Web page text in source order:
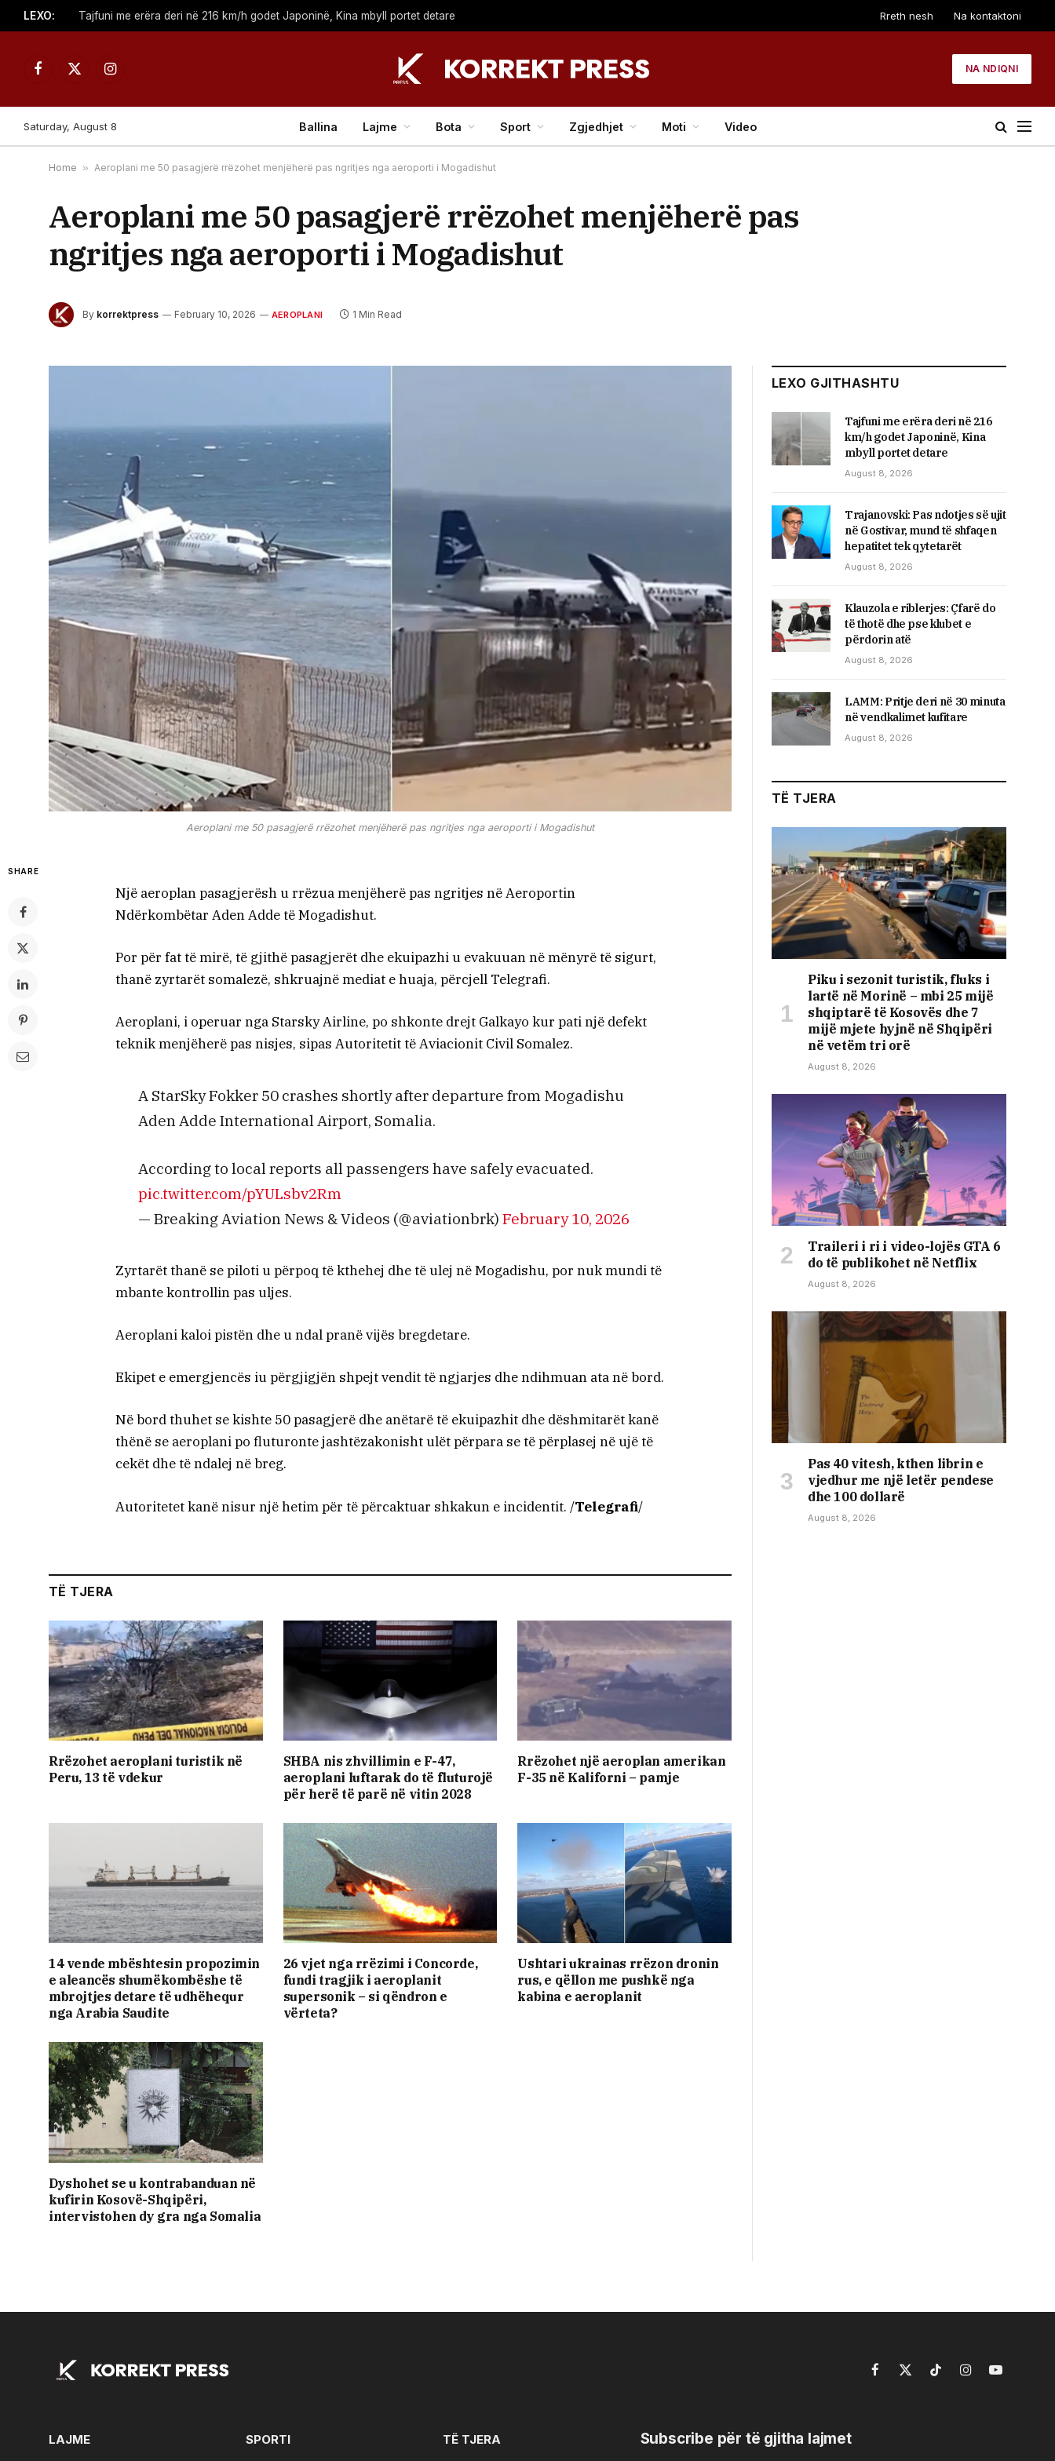
LEXO: Tajfuni me erëra deri në 216 km/h godet Japoninë, Kina mbyll portet detare Rreth nesh Na kontaktoni
Facebook
X
Instagram
NA NDIQNI
Saturday, August 8 Ballina Lajme Bota Sport Zgjedhjet Moti Video
Home » Aeroplani me 50 pasagjerë rrëzohet menjëherë pas ngritjes nga aeroporti i Mogadishut
Aeroplani me 50 pasagjerë rrëzohet menjëherë pas
ngritjes nga aeroporti i Mogadishut
By korrektpress February 10, 2026 AEROPLANI 1 Min Read
Aeroplani me 50 pasagjerë rrëzohet menjëherë pas ngritjes nga aeroporti i Mogadishut
SHARE
Një aeroplan pasagjerësh u rrëzua menjëherë pas ngritjes në Aeroportin
Ndërkombëtar Aden Adde të Mogadishut.
Por për fat të mirë, të gjithë pasagjerët dhe ekuipazhi u evakuuan në mënyrë të sigurt,
thanë zyrtarët somalezë, shkruajnë mediat e huaja, përcjell Telegrafi.
Aeroplani, i operuar nga Starsky Airline, po shkonte drejt Galkayo kur pati një defekt
teknik menjëherë pas nisjes, sipas Autoritetit të Aviacionit Civil Somalez.
A StarSky Fokker 50 crashes shortly after departure from Mogadishu
Aden Adde International Airport, Somalia.
According to local reports all passengers have safely evacuated.
pic.twitter.com/pYULsbv2Rm
— Breaking Aviation News & Videos (@aviationbrk) February 10, 2026
Zyrtarët thanë se piloti u përpoq të kthehej dhe të ulej në Mogadishu, por nuk mundi të
mbante kontrollin pas uljes.
Aeroplani kaloi pistën dhe u ndal pranë vijës bregdetare.
Ekipet e emergjencës iu përgjigjën shpejt vendit të ngjarjes dhe ndihmuan ata në bord.
Në bord thuhet se kishte 50 pasagjerë dhe anëtarë të ekuipazhit dhe dëshmitarët kanë
thënë se aeroplani po fluturonte jashtëzakonisht ulët përpara se të përplasej në ujë të
cekët dhe të ndalej në breg.
Autoritetet kanë nisur një hetim për të përcaktuar shkakun e incidentit. /Telegrafi/
TË TJERA
Rrëzohet aeroplani turistik në
Peru, 13 të vdekur
SHBA nis zhvillimin e F-47,
aeroplani luftarak do të fluturojë
për herë të parë në vitin 2028
Rrëzohet një aeroplan amerikan
F-35 në Kaliforni – pamje
14 vende mbështesin propozimin
e aleancës shumëkombëshe të
mbrojtjes detare të udhëhequr
nga Arabia Saudite
26 vjet nga rrëzimi i Concorde,
fundi tragjik i aeroplanit
supersonik – si qëndron e
vërteta?
Ushtari ukrainas rrëzon dronin
rus, e qëllon me pushkë nga
kabina e aeroplanit
Dyshohet se u kontrabanduan në
kufirin Kosovë-Shqipëri,
intervistohen dy gra nga Somalia
LEXO GJITHASHTU
Tajfuni me erëra deri në 216
km/h godet Japoninë, Kina
mbyll portet detare
August 8, 2026
Trajanovski: Pas ndotjes së ujit
në Gostivar, mund të shfaqen
hepatitet tek qytetarët
August 8, 2026
Klauzola e riblerjes: Çfarë do
të thotë dhe pse klubet e
përdorin atë
August 8, 2026
LAMM: Pritje deri në 30 minuta
në vendkalimet kufitare
August 8, 2026
TË TJERA
Piku i sezonit turistik, fluks i
lartë në Morinë – mbi 25 mijë
shqiptarë të Kosovës dhe 7
mijë mjete hyjnë në Shqipëri
në vetëm tri orë
August 8, 2026
Traileri i ri i video-lojës GTA 6
do të publikohet në Netflix
August 8, 2026
Pas 40 vitesh, kthen librin e
vjedhur me një letër pendese
dhe 100 dollarë
August 8, 2026
Facebook
X
TikTokInstagramYouTube
LAJME SPORTI TË TJERA Subscribe për të gjitha lajmet